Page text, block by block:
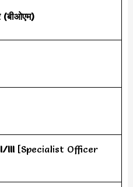
(बीओएम)
III[Specialist Officer